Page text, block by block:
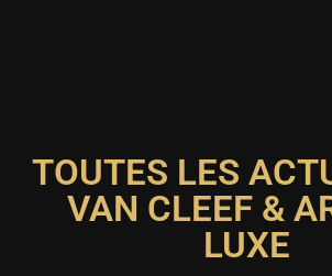
TOUTES LES
VAN CLEEF &
LUXE